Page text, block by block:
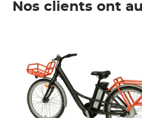
Nos clients ont